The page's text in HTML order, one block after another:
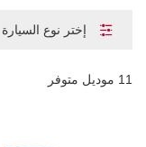
إختر نوع السيارة
11 موديل متوفر